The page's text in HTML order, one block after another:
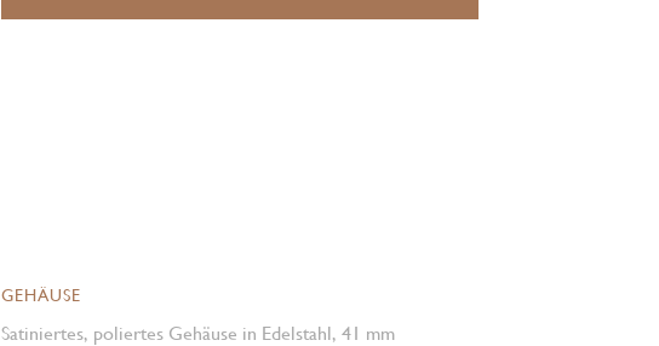
GEHÄUSE
Satiniertes, poliertes Gehäuse in Edelstahl, 41 mm